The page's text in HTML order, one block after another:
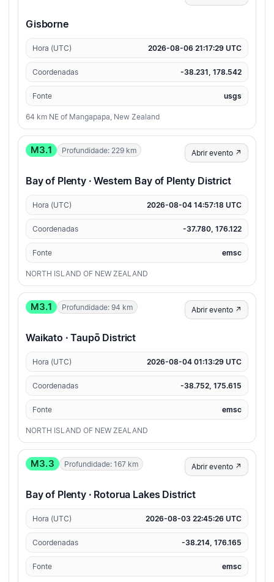
Gisborne
Hora (UTC) 2026-08-06 21:17:29 UTC
Coordenadas -38.231, 178.542
Fonte usgs
64 km NE of Mangapapa, New Zealand
M3.1 Profundidade: 229 km Abrir evento ↗
Bay of Plenty · Western Bay of Plenty District
Hora (UTC) 2026-08-04 14:57:18 UTC
Coordenadas -37.780, 176.122
Fonte emsc
NORTH ISLAND OF NEW ZEALAND
M3.1 Profundidade: 94 km Abrir evento ↗
Waikato · Taupō District
Hora (UTC) 2026-08-04 01:13:29 UTC
Coordenadas -38.752, 175.615
Fonte emsc
NORTH ISLAND OF NEW ZEALAND
M3.3 Profundidade: 167 km Abrir evento ↗
Bay of Plenty · Rotorua Lakes District
Hora (UTC) 2026-08-03 22:45:26 UTC
Coordenadas -38.214, 176.165
Fonte emsc